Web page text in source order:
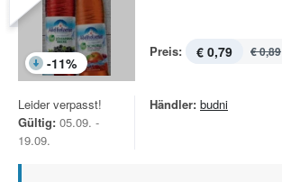
-11%
Preis: € 0,79 € 0,89
Leider verpasst!
Gültig: 05.09. -
19.09.
Händler: budni